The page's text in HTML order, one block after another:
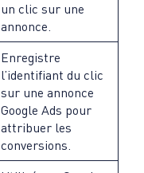
un clic sur une
annonce.
Enregistre
l’identifiant du clic
sur une annonce
Google Ads pour
attribuer les
conversions.